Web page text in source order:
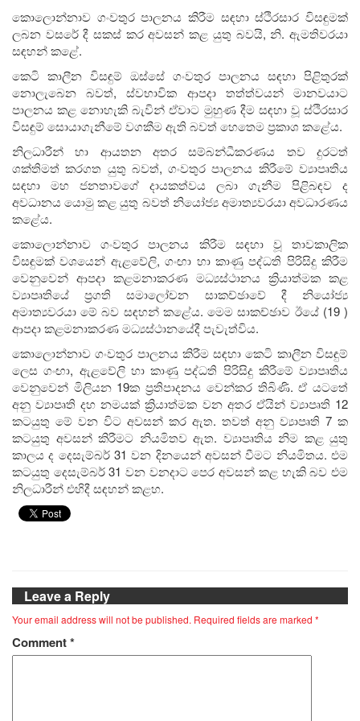
කොලොන්නාව ගංවතුර පාලනය කිරීම සඳහා ස්ථිරසාර විසඳුමක්
ලබන වසරේ දී සකස් කර අවසන් කළ යුතු බවයි, නි. ඇමතිවරයා
සඳහන් කළේ.
කෙටි කාලීන විසඳුම් ඔස්සේ ගංවතුර පාලනය සඳහා පිළිතුරක්
නොලැබෙන බවත්, ස්වභාවික ආපදා තත්ත්වයන් මානවයාට
පාලනය කළ නොහැකි බැවින් ඒවාට මුහුණ දීම සඳහා වූ ස්ථිරසාර
විසඳුම් සොයාගැනීමේ වගකීම ඇති බවත් හෙතෙම ප්‍රකාශ කළේය.
නිලධාරීන් හා ආයතන අතර සම්බන්ධීකරණය තව දුරටත්
ශක්තිමත් කරගත යුතු බවත්, ගංවතුර පාලනය කිරීමේ ව්‍යාපෘතිය
සඳහා මහ ජනතාවගේ දායකත්වය ලබා ගැනීම පිළිබඳව ද
අවධානය යොමු කළ යුතු බවත් නියෝජ්‍ය අමාත්‍යවරයා අවධාරණය
කළේය.
කොලොන්නාව ගංවතුර පාලනය කිරීම සඳහා වූ තාවකාලික
විසඳුමක් වශයෙන් ඇළවේලි, ගංඟා හා කාණු පද්ධති පිරිසිදු කිරීම
වෙනුවෙන් ආපදා කළමනාකරණ මධ්‍යස්ථානය ක්‍රියාත්මක කළ
ව්‍යාපෘතියේ ප්‍රගති සමාලෝචන සාකච්ඡාවේ දී නියෝජ්‍ය
අමාත්‍යවරයා මේ බව සඳහන් කළේය. මෙම සාකච්ඡාව ඊයේ (19 )
ආපදා කළමනාකරණ මධ්‍යස්ථානයේදී පැවැත්විය.
කොලොන්නාව ගංවතුර පාලනය කිරීම සඳහා කෙටි කාලීන විසඳුම්
ලෙස ගංඟා, ඇළවේලි හා කාණු පද්ධති පිරිසිදු කිරීමේ ව්‍යාපෘතිය
වෙනුවෙන් මිලියන 19ක ප්‍රතිපාදනය වෙන්කර තිබිණි. ඒ යටතේ
අනු ව්‍යාපෘති දහ නමයක් ක්‍රියාත්මක වන අතර ඒයින් ව්‍යාපෘති 12
කටයුතු මේ වන විට අවසන් කර ඇත. තවත් අනු ව්‍යාපෘති 7 ක
කටයුතු අවසන් කිරීමට නියමිතව ඇත. ව්‍යාපෘතිය නිම කළ යුතු
කාලය ද දෙසැම්බර් 31 වන දිනයෙන් අවසන් වීමට නියමිතය. එම
කටයුතු දෙසැම්බර් 31 වන වනදාට පෙර අවසන් කළ හැකි බව එම
නිලධාරීන් එහිදී සඳහන් කළහ.
Leave a Reply
Your email address will not be published. Required fields are marked *
Comment*